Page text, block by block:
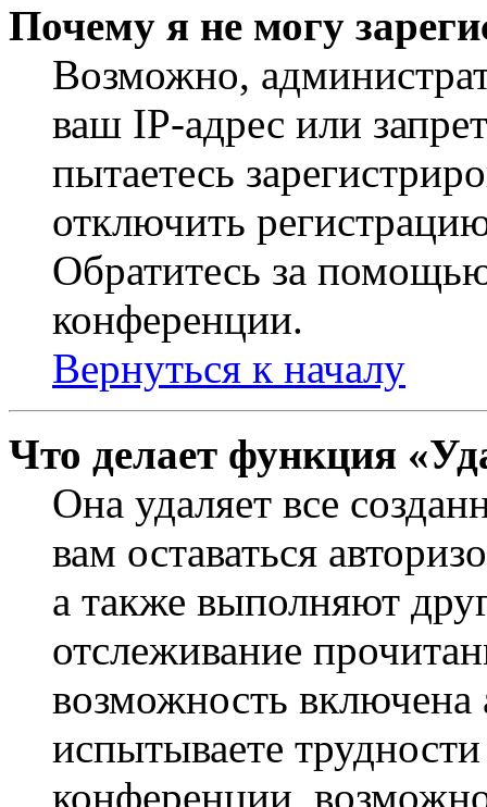
Почему я не могу
Возможно,
ваш IP-адрес или
пытаетесь
отключить
Обратитесь за
конференции.
Вернуться к началу
Что делает функция
Она удаляет все
вам оставаться
а также выполняют
отслеживание
возможность
испытываете
конференции,